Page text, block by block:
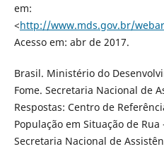
em:
<http://www.mds.gov.br/
Acesso em: abr de 2017.
Brasil. Ministério do
Fome. Secretaria Nacional de
Respostas: Centro de
População em Situação de Rua
Secretaria Nacional de